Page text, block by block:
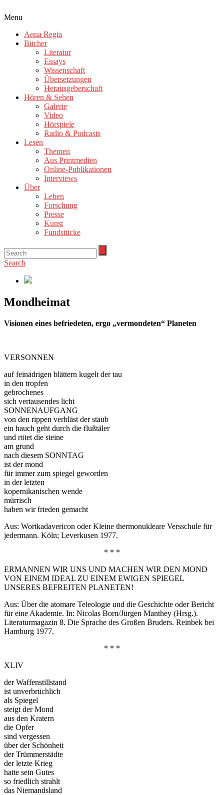
Menu
Aqua Regia
Bücher
Literatur
Essays
Wissenschaft
Übersetzungen
Herausgeberschaft
Hören & Sehen
Galerie
Video
Hörspiele
Radio & Podcasts
Lesen
Themen
Aus Printmedien
Online-Publikationen
Interviews
Über
Leben
Forschung
Presse
Kunst
Fundstücke
Search
Mondheimat
Visionen eines befriedeten, ergo „vermondeten“ Planeten
VERSONNEN
auf feinädrigen blättern kugelt der tau
in den tropfen
gebrochenes
sich vertausendes licht
SONNENAUFGANG
von den rippen verbläst der staub
ein hauch geht durch die flußtäler
und rötet die steine
am grund
nach diesem SONNTAG
ist der mond
für immer zum spiegel geworden
in der letzten
kopernikanischen wende
mürrisch
haben wir frieden gemacht
Aus: Wortkadavericon oder Kleine thermonukleare Versschule für
jedermann. Köln; Leverkusen 1977.
* * *
ERMANNEN WIR UNS UND MACHEN WIR DEN MOND
VON EINEM IDEAL ZU EINEM EWIGEN SPIEGEL
UNSERES BEFREITEN PLANETEN!
Aus: Über die atomare Teleologie und die Geschichte oder Bericht
für eine Akademie. In: Nicolas Born/Jürgen Manthey (Hrsg.).
Literaturmagazin 8. Die Sprache des Großen Bruders. Reinbek bei
Hamburg 1977.
* * *
XLIV
der Waffenstillstand
ist unverbrüchlich
als Spiegel
steigt der Mond
aus den Kratern
die Opfer
sind vergessen
über der Schönheit
der Trümmerstädte
der letzte Krieg
hatte sein Gutes
so friedlich strahlt
das Niemandsland